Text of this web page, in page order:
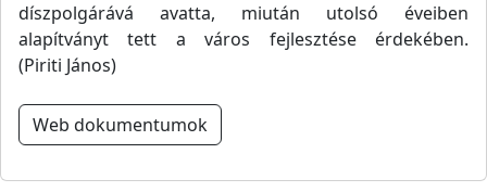
díszpolgárává avatta, miután utolsó éveiben
alapítványt tett a város fejlesztése érdekében.
(Piriti János)
Web dokumentumok